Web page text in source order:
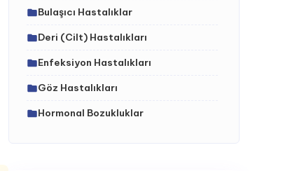
Bulaşıcı Hastalıklar
Deri (Cilt) Hastalıkları
Enfeksiyon Hastalıkları
Göz Hastalıkları
Hormonal Bozukluklar